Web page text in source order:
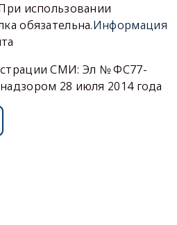
использовании
обязательна.Информация
СМИ: Эл № ФС77-
28 июля 2014 года